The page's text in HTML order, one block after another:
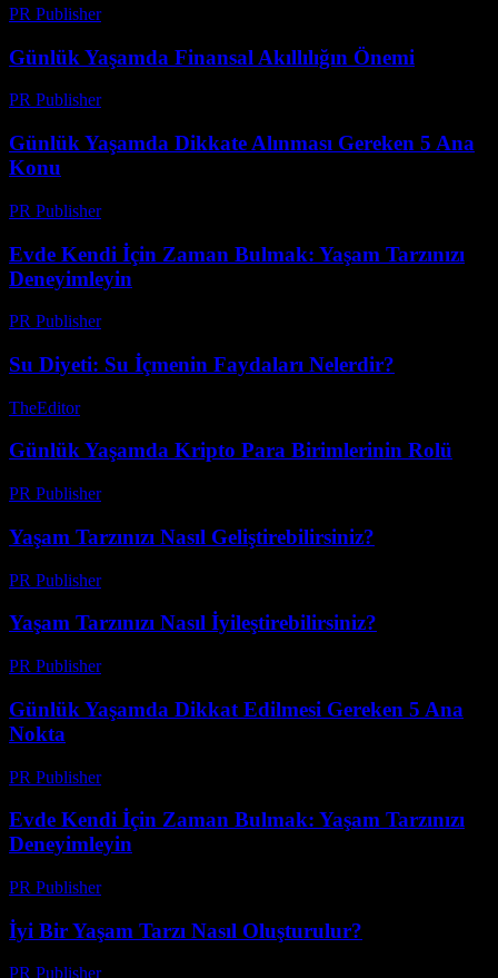
PR Publisher-
Günlük Yaşamda Finansal Akıllılığın Önemi
PR Publisher-
Günlük Yaşamda Dikkate Alınması Gereken 5 Ana
Konu
PR Publisher-
Evde Kendi İçin Zaman Bulmak: Yaşam Tarzınızı
Deneyimleyin
PR Publisher-
Su Diyeti: Su İçmenin Faydaları Nelerdir?
TheEditor-
Günlük Yaşamda Kripto Para Birimlerinin Rolü
PR Publisher-
Yaşam Tarzınızı Nasıl Geliştirebilirsiniz?
PR Publisher-
Yaşam Tarzınızı Nasıl İyileştirebilirsiniz?
PR Publisher-
Günlük Yaşamda Dikkat Edilmesi Gereken 5 Ana
Nokta
PR Publisher-
Evde Kendi İçin Zaman Bulmak: Yaşam Tarzınızı
Deneyimleyin
PR Publisher-
İyi Bir Yaşam Tarzı Nasıl Oluşturulur?
PR Publisher-